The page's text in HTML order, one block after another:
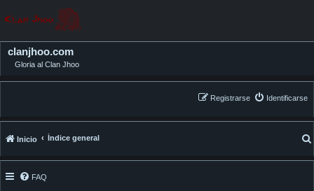
clanjhoo.com
Gloria al Clan Jhoo
Identificarse
Registrarse
Inicio Índice general
FAQ